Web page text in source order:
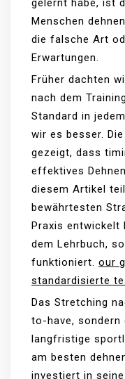
gelernt habe, ist
Menschen
die falsche Art
Erwartungen.
Früher dachten
nach dem
Standard in
wir es besser.
gezeigt, dass
effektives
diesem Artikel
bewährtesten
Praxis entwickelt
dem Lehrbuch,
funktioniert. our
standardisierte
Das Stretching
to-have,
langfristige
am besten
investiert in